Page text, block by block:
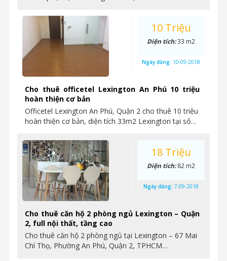
Cho thuê officetel Lexington An Phú 10 triệu
hoàn thiện cơ bản
Officetel Lexington An Phú, Quận 2 cho thuê 10 triệu
hoàn thiện cơ bản, diện tích 33m2 Lexington tại số…
10 Triệu
Diện tích:33 m2
Ngày đăng: 10-09-2018
Cho thuê căn hộ 2 phòng ngủ Lexington – Quận
2, full nội thất, tầng cao
Cho thuê căn hộ 2 phòng ngủ tại Lexington – 67 Mai
Chí Thọ, Phường An Phú, Quận 2, TPHCM…
18 Triệu
Diện tích:82 m2
Ngày đăng: 7-09-2018